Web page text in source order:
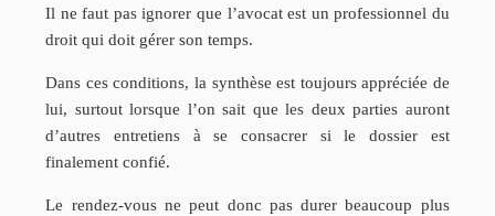
Il ne faut pas ignorer que l’avocat est un professionnel du
droit qui doit gérer son temps.
Dans ces conditions, la synthèse est toujours appréciée de
lui, surtout lorsque l’on sait que les deux parties auront
d’autres entretiens à se consacrer si le dossier est
finalement confié.
Le rendez-vous ne peut donc pas durer beaucoup plus